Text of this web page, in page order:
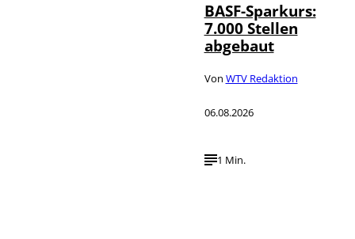
BASF-Sparkurs:
7.000 Stellen
abgebaut
Von WTV Redaktion
06.08.2026
1 Min.